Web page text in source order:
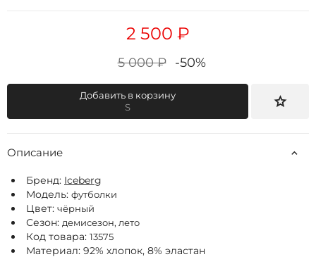
2 500 ₽
5 000 ₽ -50%
Добавить в корзину
S
Описание
Бренд: Iceberg
Модель: футболки
Цвет: чёрный
Сезон: демисезон, лето
Код товара: 13575
Материал: 92% хлопок, 8% эластан